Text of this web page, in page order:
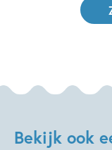
Bekijk ook